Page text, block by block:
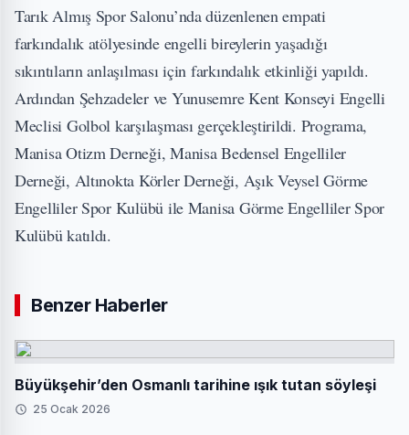
Tarık Almış Spor Salonu’nda düzenlenen empati
farkındalık atölyesinde engelli bireylerin yaşadığı
sıkıntıların anlaşılması için farkındalık etkinliği yapıldı.
Ardından Şehzadeler ve Yunusemre Kent Konseyi Engelli
Meclisi Golbol karşılaşması gerçekleştirildi. Programa,
Manisa Otizm Derneği, Manisa Bedensel Engelliler
Derneği, Altınokta Körler Derneği, Aşık Veysel Görme
Engelliler Spor Kulübü ile Manisa Görme Engelliler Spor
Kulübü katıldı.
Benzer Haberler
Büyükşehir’den Osmanlı tarihine ışık tutan söyleşi
25 Ocak 2026